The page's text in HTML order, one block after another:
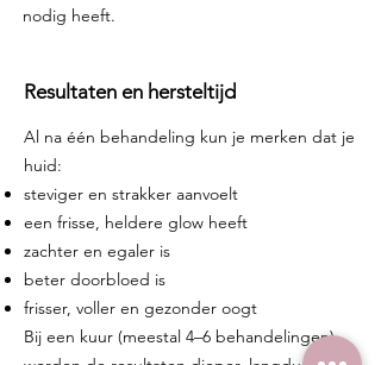
nodig heeft.
Resultaten en hersteltijd
Al na één behandeling kun je merken dat je
huid:
steviger en strakker aanvoelt
een frisse, heldere glow heeft
zachter en egaler is
beter doorbloed is
frisser, voller en gezonder oogt
Bij een kuur (meestal 4–6 behandelingen)